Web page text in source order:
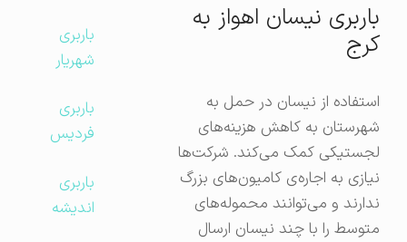
باربری نیسان اهواز به
کرج
استفاده از نیسان در حمل به
شهرستان به کاهش هزینه‌های
لجستیکی کمک می‌کند. شرکت‌ها
نیازی به اجاره‌ی کامیون‌های بزرگ
ندارند و می‌توانند محموله‌های
متوسط را با چند نیسان ارسال
باربری
شهریار
باربری
فردیس
باربری
اندیشه